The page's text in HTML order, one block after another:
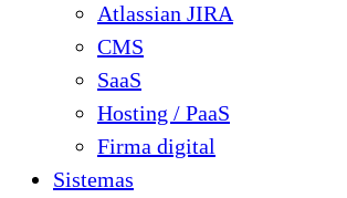
Atlassian JIRA
CMS
SaaS
Hosting / PaaS
Firma digital
Sistemas